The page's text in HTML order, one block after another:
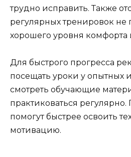
трудно исправить. Также
регулярных тренировок не
хорошего уровня комфорта
Для быстрого прогресса
посещать уроки у опытных
смотреть обучающие
практиковаться регулярно.
помогут быстрее освоить
мотивацию.